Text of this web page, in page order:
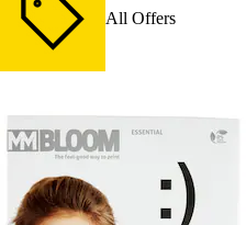
All Offers